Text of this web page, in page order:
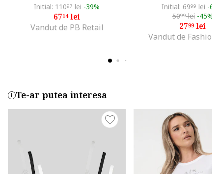
Initial: 11097 lei -39%
6714lei
Vandut de PB Retail
Initial: 6999 lei -
5099lei -45%
2799lei
Vandut de Fashion
Te-ar putea interesa